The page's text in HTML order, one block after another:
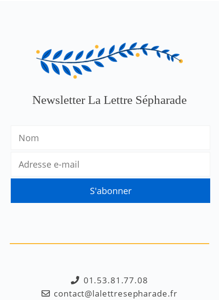
Newsletter La Lettre Sépharade
01.53.81.77.08
contact@lalettresepharade.fr